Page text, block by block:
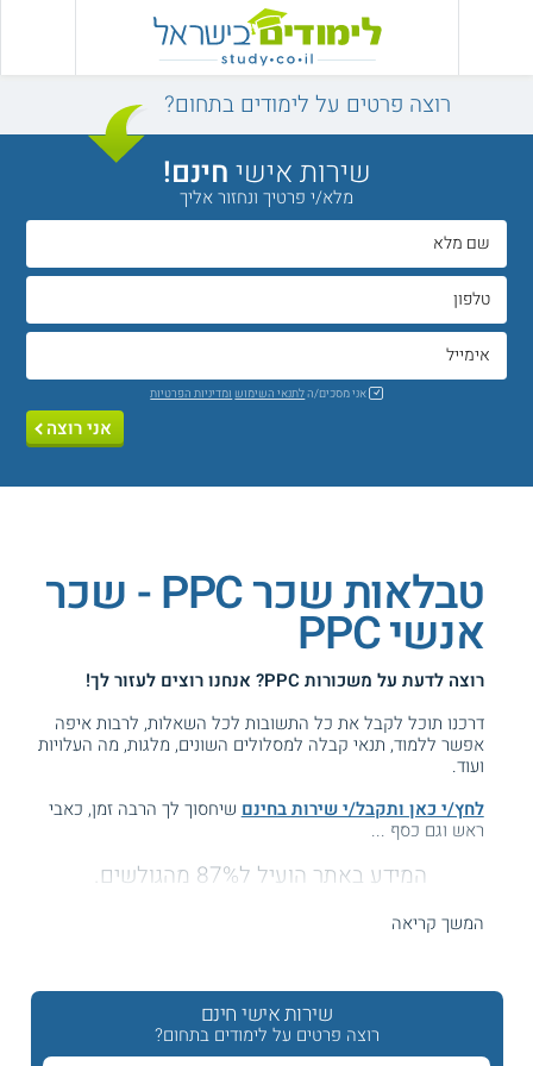
רוצה פרטים על לימודים בתחום?
שירות אישיחינם!
מלא/י פרטיך ונחזור אליך
אני מסכים/הלתנאי השימוש ומדיניות הפרטיות
אני רוצה
טבלאות שכר PPC - שכר
אנשי PPC
רוצה לדעת על משכורות PPC
? אנחנו רוצים לעזור לך!
דרכנו תוכל לקבל את כל התשובות לכל השאלות, לרבות איפה
אפשר ללמוד, תנאי קבלה למסלולים השונים, מלגות, מה העלויות
ועוד.
לחץ/י כאן ותקבל/י שירות בחינם שיחסוך לך הרבה זמן, כאבי
ראש וגם כסף ...
המידע באתר הועיל ל87% מהגולשים.
חברת גוגל שולטת היום ברוב המוחלט של החיפושים ברשת,
המשך קריאה
שירות אישי חינם
רוצה פרטים על לימודים בתחום?